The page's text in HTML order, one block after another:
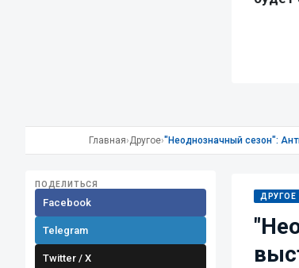
Главная›Другое›"Неоднозначный сезон":
ПОДЕЛИТЬСЯ
Facebook
Telegram
Twitter / X
ДРУГОЕ